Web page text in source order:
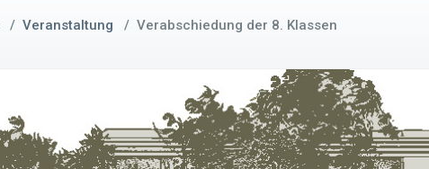
/ Veranstaltung / Verabschiedung der 8. Klassen